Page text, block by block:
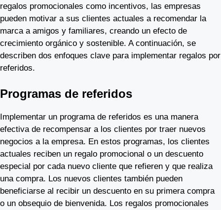
regalos promocionales como incentivos, las empresas
pueden motivar a sus clientes actuales a recomendar la
marca a amigos y familiares, creando un efecto de
crecimiento orgánico y sostenible. A continuación, se
describen dos enfoques clave para implementar regalos por
referidos.
Programas de referidos
Implementar un programa de referidos es una manera
efectiva de recompensar a los clientes por traer nuevos
negocios a la empresa. En estos programas, los clientes
actuales reciben un regalo promocional o un descuento
especial por cada nuevo cliente que refieren y que realiza
una compra. Los nuevos clientes también pueden
beneficiarse al recibir un descuento en su primera compra
o un obsequio de bienvenida. Los regalos promocionales